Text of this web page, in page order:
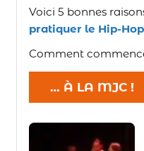
Voici 5 bonnes
pratiquer le Hip-Hop
Comment
… À LA MJC !